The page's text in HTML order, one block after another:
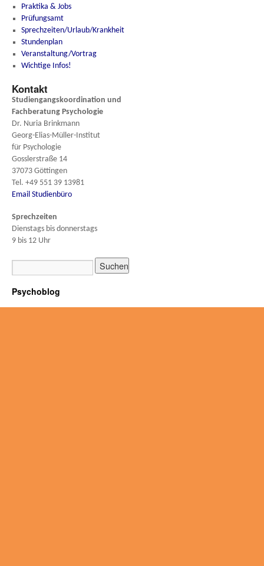
Praktika & Jobs
Prüfungsamt
Sprechzeiten/Urlaub/Krankheit
Stundenplan
Veranstaltung/Vortrag
Wichtige Infos!
Kontakt
Studiengangskoordination und
Fachberatung Psychologie
Dr. Nuria Brinkmann
Georg-Elias-Müller-Institut
für Psychologie
Gosslerstraße 14
37073 Göttingen
Tel. +49 551 39 13981
Email Studienbüro
Sprechzeiten
Dienstags bis donnerstags
9 bis 12 Uhr
Psychoblog